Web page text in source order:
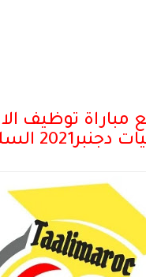
مباراة توظيف
السلك الثانوي